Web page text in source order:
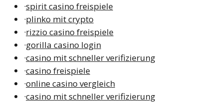
·spirit casino freispiele
·plinko mit crypto
·rizzio casino freispiele
·gorilla casino login
·casino mit schneller verifizierung
·casino freispiele
·online casino vergleich
·casino mit schneller verifizierung